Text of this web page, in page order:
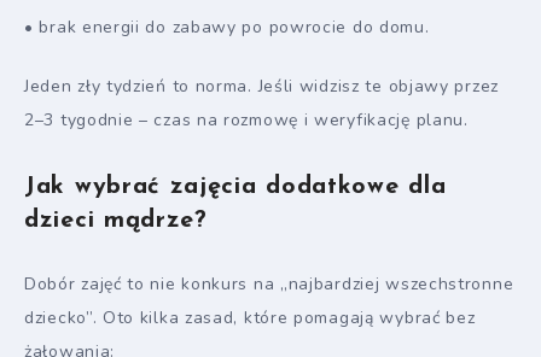
• brak energii do zabawy po powrocie do domu.
Jeden zły tydzień to norma. Jeśli widzisz te objawy przez
2–3 tygodnie – czas na rozmowę i weryfikację planu.
Jak wybrać zajęcia dodatkowe dla
dzieci mądrze?
Dobór zajęć to nie konkurs na „najbardziej wszechstronne
dziecko”. Oto kilka zasad, które pomagają wybrać bez
żałowania: